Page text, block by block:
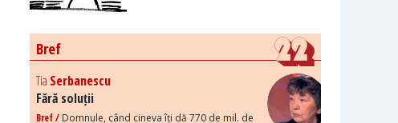
Bref
Tia Serbanescu
Fără soluții
Bref / Domnule, când cineva îți dă 770 de mil. de